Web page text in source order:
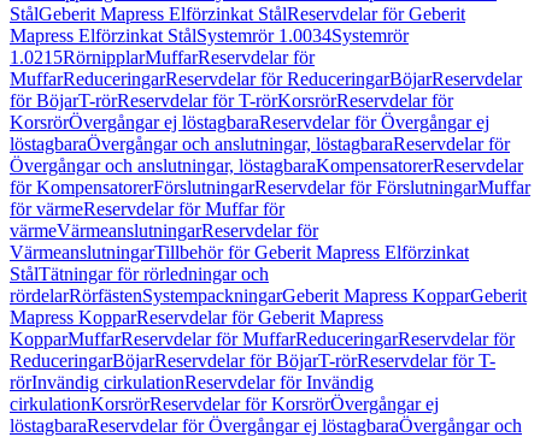
StålGeberit Mapress Elförzinkat StålReservdelar för Geberit
Mapress Elförzinkat StålSystemrör 1.0034Systemrör
1.0215RörnipplarMuffarReservdelar för
MuffarReduceringarReservdelar för ReduceringarBöjarReservdelar
för BöjarT-rörReservdelar för T-rörKorsrörReservdelar för
KorsrörÖvergångar ej löstagbaraReservdelar för Övergångar ej
löstagbaraÖvergångar och anslutningar, löstagbaraReservdelar för
Övergångar och anslutningar, löstagbaraKompensatorerReservdelar
för KompensatorerFörslutningarReservdelar för FörslutningarMuffar
för värmeReservdelar för Muffar för
värmeVärmeanslutningarReservdelar för
VärmeanslutningarTillbehör för Geberit Mapress Elförzinkat
StålTätningar för rörledningar och
rördelarRörfästenSystempackningarGeberit Mapress KopparGeberit
Mapress KopparReservdelar för Geberit Mapress
KopparMuffarReservdelar för MuffarReduceringarReservdelar för
ReduceringarBöjarReservdelar för BöjarT-rörReservdelar för T-
rörInvändig cirkulationReservdelar för Invändig
cirkulationKorsrörReservdelar för KorsrörÖvergångar ej
löstagbaraReservdelar för Övergångar ej löstagbaraÖvergångar och